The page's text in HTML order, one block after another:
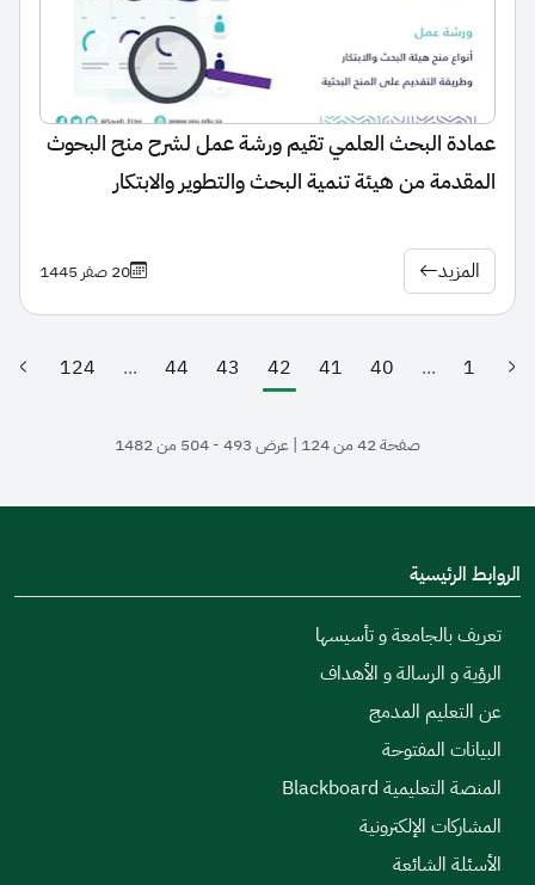
عمادة البحث العلمي تقيم ورشة عمل لشرح منح البحوث
المقدمة من هيئة تنمية البحث والتطوير والابتكار
المزيد 20 صفر 1445
1
...
40
41
42
(الصفحة الحالية)
43
44
...
124
صفحة 42 من 124 | عرض 493 - 504 من 1482
الروابط الرئيسية
تعريف بالجامعة و تأسيسها
الرؤية و الرسالة و الأهداف
عن التعليم المدمج
البيانات المفتوحة
المنصة التعليمية Blackboard
المشاركات الإلكترونية
الأسئلة الشائعة